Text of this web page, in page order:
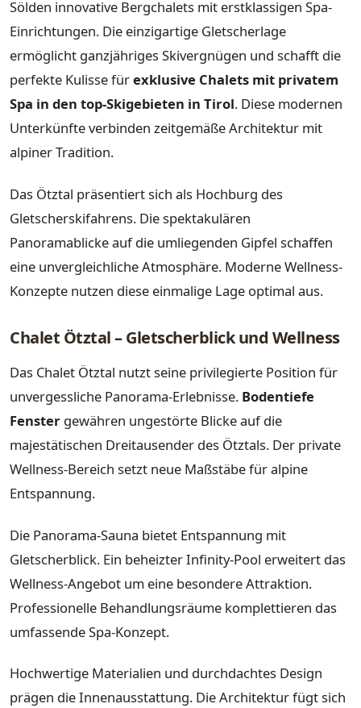
Sölden innovative Bergchalets mit erstklassigen Spa-
Einrichtungen. Die einzigartige Gletscherlage
ermöglicht ganzjähriges Skivergnügen und schafft die
perfekte Kulisse fürexklusive Chalets mit privatem
Spa in den top-Skigebieten in Tirol. Diese modernen
Unterkünfte verbinden zeitgemäße Architektur mit
alpiner Tradition.
Das Ötztal präsentiert sich als Hochburg des
Gletscherskifahrens. Die spektakulären
Panoramablicke auf die umliegenden Gipfel schaffen
eine unvergleichliche Atmosphäre. Moderne Wellness-
Konzepte nutzen diese einmalige Lage optimal aus.
Chalet Ötztal – Gletscherblick und Wellness
Das Chalet Ötztal nutzt seine privilegierte Position für
unvergessliche Panorama-Erlebnisse. Bodentiefe
Fenster gewähren ungestörte Blicke auf die
majestätischen Dreitausender des Ötztals. Der private
Wellness-Bereich setzt neue Maßstäbe für alpine
Entspannung.
Die Panorama-Sauna bietet Entspannung mit
Gletscherblick. Ein beheizter Infinity-Pool erweitert das
Wellness-Angebot um eine besondere Attraktion.
Professionelle Behandlungsräume komplettieren das
umfassende Spa-Konzept.
Hochwertige Materialien und durchdachtes Design
prägen die Innenausstattung. Die Architektur fügt sich